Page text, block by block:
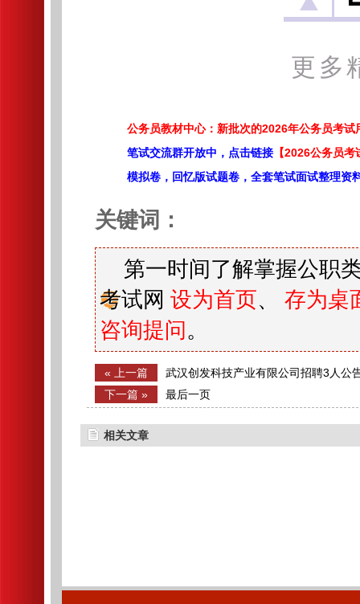
更多
公务员教材中心：新批次的2026年公务员考试
笔试交流群开放中，点击链接 【2026公务员
模拟卷，回忆版试题卷，全套笔试面试整理资
关键词：
第一时间了解掌握公职
考试网 设为首页、 存为桌
咨询提问 。
« 上一篇
武汉创发科技产业有限公司招聘3人公
下一篇 »
最后一页
相关文章